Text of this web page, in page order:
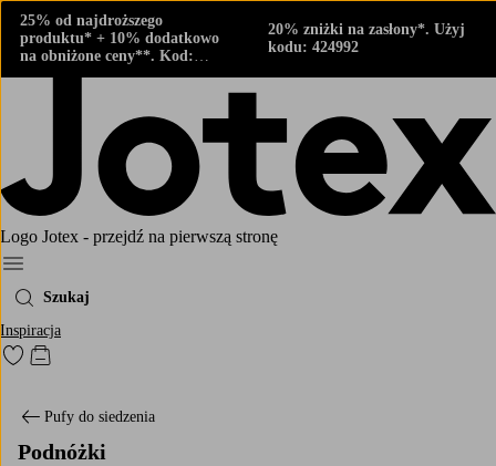
25% od najdroższego
produktu* + 10% dodatkowo
na obniżone ceny**. Kod:
424882
20% zniżki na zasłony*. Użyj
kodu: 424992
Logo Jotex - przejdź na pierwszą stronę
Menu
Szukaj
Inspiracja
Przejdź do ulubionych oznaczonych produktów
Przejdź do koszyka
Pufy do siedzenia
Podnóżki